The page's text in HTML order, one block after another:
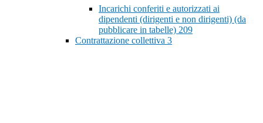
Incarichi conferiti e autorizzati ai
dipendenti (dirigenti e non dirigenti) (da
pubblicare in tabelle) 209
Contrattazione collettiva 3